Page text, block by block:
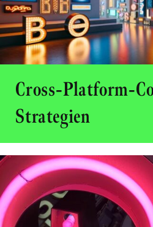
Cross-Platform-
Strategien